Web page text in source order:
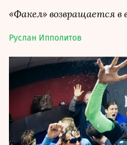
«Факел» возвращается в
Руслан Ипполитов